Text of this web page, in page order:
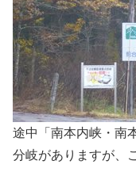
途中「南本内峡・南
分岐がありますが、